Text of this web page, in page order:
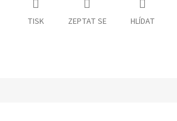
TISK ZEPTAT SE HLÍDAT